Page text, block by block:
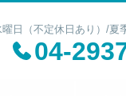
日（不定休日あり）/夏
04-